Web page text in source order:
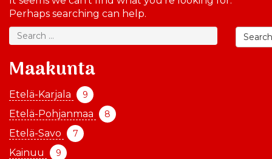
Perhaps searching can help.
Maakunta
Etelä-Karjala 9
Etelä-Pohjanmaa 8
Etelä-Savo 7
Kainuu 9